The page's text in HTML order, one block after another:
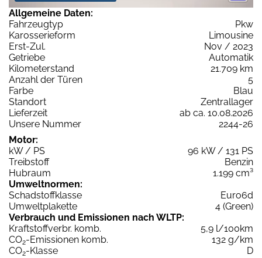
Allgemeine Daten:
Fahrzeugtyp
Pkw
Karosserieform
Limousine
Erst-Zul.
Nov / 2023
Getriebe
Automatik
Kilometerstand
21.709 km
Anzahl der Türen
5
Farbe
Blau
Standort
Zentrallager
Lieferzeit
ab ca. 10.08.2026
Unsere Nummer
2244-26
Motor:
kW / PS
96 kW / 131 PS
Treibstoff
Benzin
Hubraum
1.199 cm³
Umweltnormen:
Schadstoffklasse
Euro6d
Umweltplakette
4 (Green)
Verbrauch und Emissionen nach WLTP:
Kraftstoffverbr. komb.
5,9 l/100km
CO2-Emissionen komb.
132 g/km
CO2-Klasse
D